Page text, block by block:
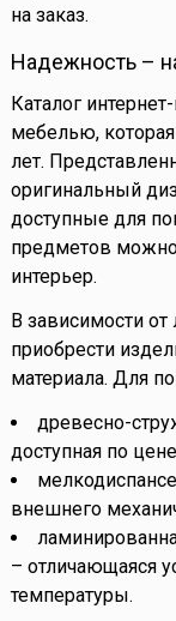
на заказ.
Надежность –
Каталог
мебелью,
лет.
оригинальный
доступные для
предметов
интерьер.
В зависимости
приобрести
материала. Для
древесно-
доступная по
внешнего
– отличающаяся
температуры.